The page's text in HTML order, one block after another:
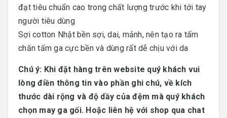
đạt tiêu chuẩn cao trong chất lượng trước khi tới tay
người tiêu dùng
Sợi cotton Nhật bền sợi, dai, mảnh, nên tạo ra tấm
chăn tấm ga cực bền và dùng rất dễ chịu với da
Chú ý: Khi đặt hàng trên website quý khách vui
lòng điền thông tin vào phần ghi chú, về kích
thước dài rộng và độ dầy của đệm mà quý khách
chọn may ga gối. Hoặc liên hệ với shop qua chat